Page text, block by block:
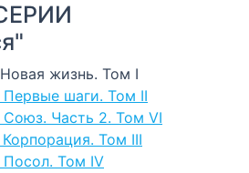
жизнь. Том I
шаги. Том II
Часть 2. Том VI
Том III
Том IV